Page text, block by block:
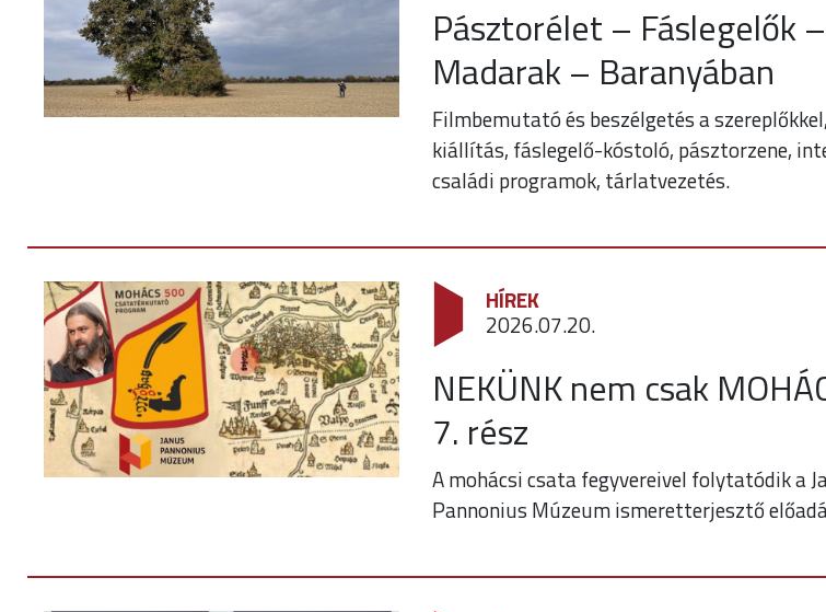
Pásztorélet – Fáslegelők –
Madarak – Baranyában
Filmbemutató és beszélgetés a
kiállítás, fáslegelő-kóstoló, pásztorzene,
családi programok, tárlatvezetés.
HÍREK
2026.07.20.
NEKÜNK nem csak
7. rész
A mohácsi csata fegyvereivel folytatódik a
Pannonius Múzeum ismeretterjesztő